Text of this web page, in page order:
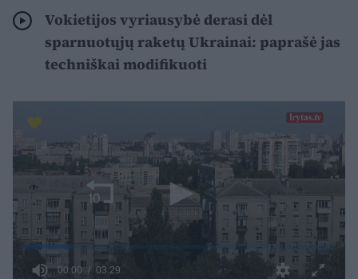
Vokietijos vyriausybė derasi dėl
sparnuotųjų raketų Ukrainai: paprašė jas
techniškai modifikuoti